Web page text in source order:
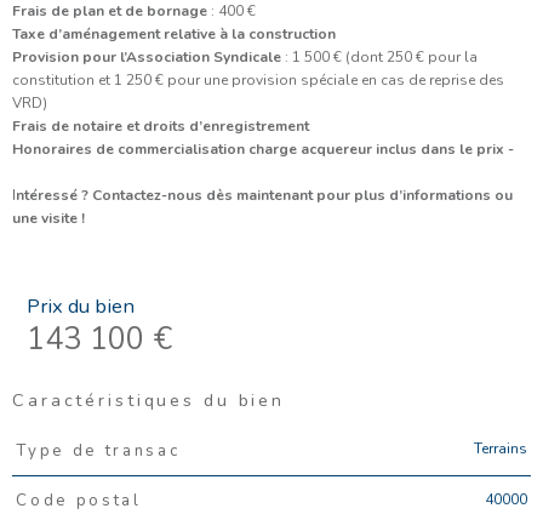
Frais de plan et de bornage : 400 €
Taxe d’aménagement relative à la construction
Provision pour l’Association Syndicale : 1 500 € (dont 250 € pour la
constitution et 1 250 € pour une provision spéciale en cas de reprise des
VRD)
Frais de notaire et droits d’enregistrement
Honoraires de commercialisation charge acquereur inclus dans le prix -
Intéressé ? Contactez-nous dès maintenant pour plus d’informations ou
une visite !
Prix du bien
143 100 €
Caractéristiques du bien
Caractéristiques Valeurs
Type de transac Terrains
Code postal 40000